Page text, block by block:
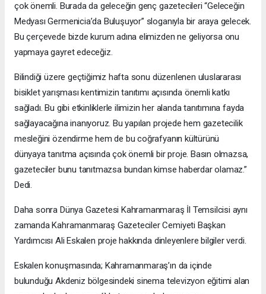
çok önemli. Burada da geleceğin genç gazetecileri “Geleceğin
Medyası Germenicia’da Buluşuyor” sloganıyla bir araya gelecek.
Bu çerçevede bizde kurum adına elimizden ne geliyorsa onu
yapmaya gayret edeceğiz.
Bilindiği üzere geçtiğimiz hafta sonu düzenlenen uluslararası
bisiklet yarışması kentimizin tanıtımı açısında önemli katkı
sağladı. Bu gibi etkinliklerle ilimizin her alanda tanıtımına fayda
sağlayacağına inanıyoruz. Bu yapılan projede hem gazetecilik
mesleğini özendirme hem de bu coğrafyanın kültürünü
dünyaya tanıtma açısında çok önemli bir proje. Basın olmazsa,
gazeteciler bunu tanıtmazsa bundan kimse haberdar olamaz.”
Dedi.
Daha sonra Dünya Gazetesi Kahramanmaraş İl Temsilcisi aynı
zamanda Kahramanmaraş Gazeteciler Cemiyeti Başkan
Yardımcısı Ali Eskalen proje hakkında dinleyenlere bilgiler verdi.
Eskalen konuşmasında; Kahramanmaraş’ın da içinde
bulunduğu Akdeniz bölgesindeki sinema televizyon eğitimi alan